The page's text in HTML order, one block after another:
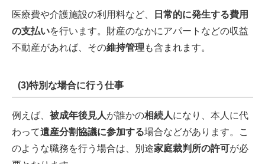
医療費や介護施設の利用料など、
日常的に発生する費用
の支払いを行います。財産のなかにアパートなどの収益
不動産があれば、その維持管理 も含まれます。
(3)特別な場合に行う仕事
例えば、 被成年後見人が誰かの相続人になり、本人に代
わって遺産分割協議に参加する場合などがあります。こ
のような職務を行う場合は、別途家庭裁判所の許可が必